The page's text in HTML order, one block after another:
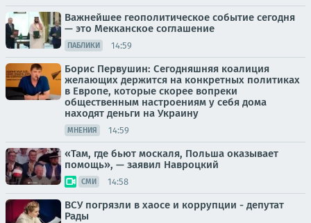
Важнейшее геополитическое событие сегодня
— это Мекканское соглашение
ПАБЛИКИ 14:59
Борис Первушин: Сегодняшняя коалиция
желающих держится на конкретных политиках
в Европе, которые скорее вопреки
общественным настроениям у себя дома
находят деньги на Украину
МНЕНИЯ 14:59
«Там, где бьют москаля, Польша оказывает
помощь», — заявил Навроцкий
СМИ 14:58
ВСУ погрязли в хаосе и коррупции - депутат
Рады